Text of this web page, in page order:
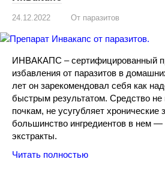
24.12.2022 От паразитов
ИНВАКАПС – сертифицированный
избавления от паразитов в
лет он зарекомендовал себя как
быстрым результатом. Средство не
почкам, не усугубляет хронические
большинство ингредиентов в нем —
экстракты.
Читать полностью